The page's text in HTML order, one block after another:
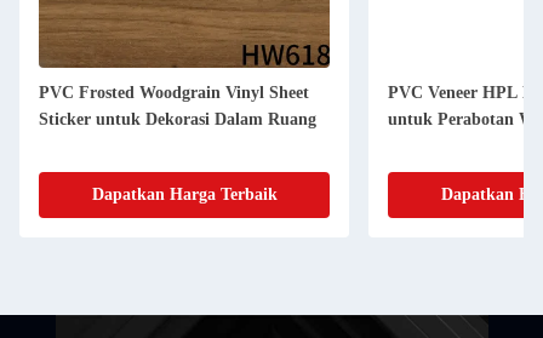
PVC Frosted Woodgrain Vinyl Sheet
Sticker untuk Dekorasi Dalam Ruang
Dapatkan Harga Terbaik
PVC Veneer HPL
untuk Perabotan
Dapatkan